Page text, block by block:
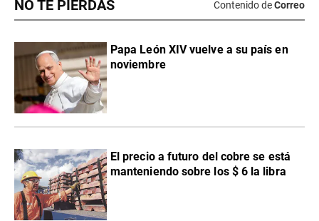
NO TE PIERDAS Contenido deCorreo
Papa León XIV vuelve a su país en
noviembre
El precio a futuro del cobre se está
manteniendo sobre los $ 6 la libra